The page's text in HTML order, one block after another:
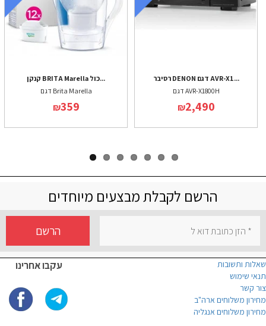
קנקן BRITA Marella כול...
דגם Brita Marella
₪359
רסיבר DENON דגם AVR-X1...
דגם AVR-X1800H
₪2,490
הרשם לקבלת מבצעים מיוחדים
הרשם
עקבו אחרינו
שאלות ותשובות
תנאי שימוש
צור קשר
מחירון משלוחים ארה"ב
מחירון משלוחים אנגליה